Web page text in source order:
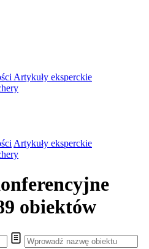
Artykuły eksperckie
Artykuły eksperckie
obiektów